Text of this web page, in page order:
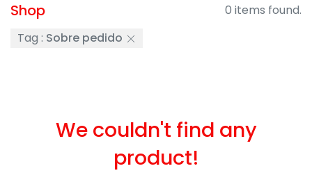
Shop
0 items found.
Tag : Sobre pedido
We couldn't find any
product!